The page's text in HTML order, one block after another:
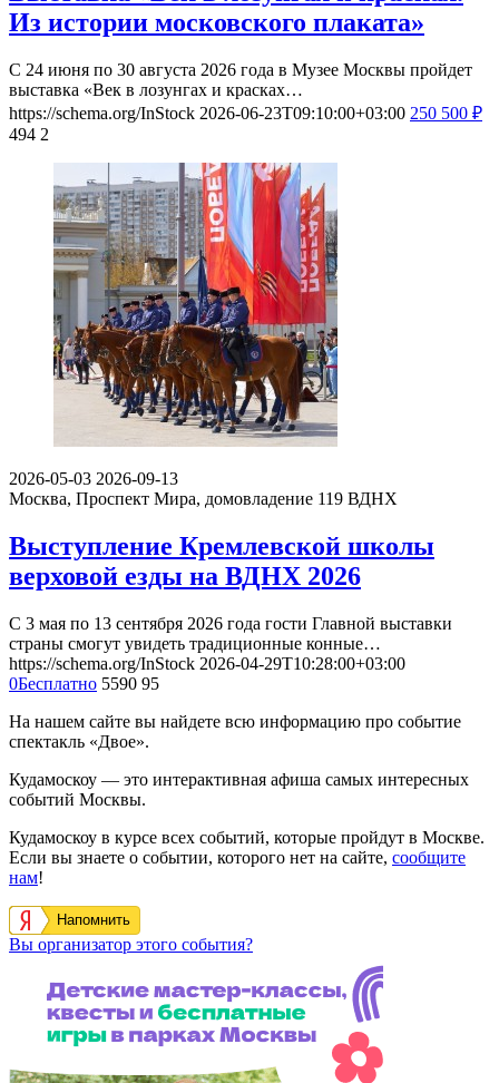
Из истории московского плаката»
С 24 июня по 30 августа 2026 года в Музее Москвы пройдет
выставка «Век в лозунгах и красках…
https://schema.org/InStock 2026-06-23T09:10:00+03:00 250 500 ₽
494 2
2026-05-03 2026-09-13
Москва, Проспект Мира, домовладение 119 ВДНХ
Выступление Кремлевской школы
верховой езды на ВДНХ 2026
С 3 мая по 13 сентября 2026 года гости Главной выставки
страны смогут увидеть традиционные конные…
https://schema.org/InStock 2026-04-29T10:28:00+03:00
0Бесплатно 5590 95
На нашем сайте вы найдете всю информацию про событие
спектакль «Двое».
Кудамоскоу — это интерактивная афиша самых интересных
событий Москвы.
Кудамоскоу в курсе всех событий, которые пройдут в Москве.
Если вы знаете о событии, которого нет на сайте, сообщите
нам!
Напомнить
Вы организатор этого события?